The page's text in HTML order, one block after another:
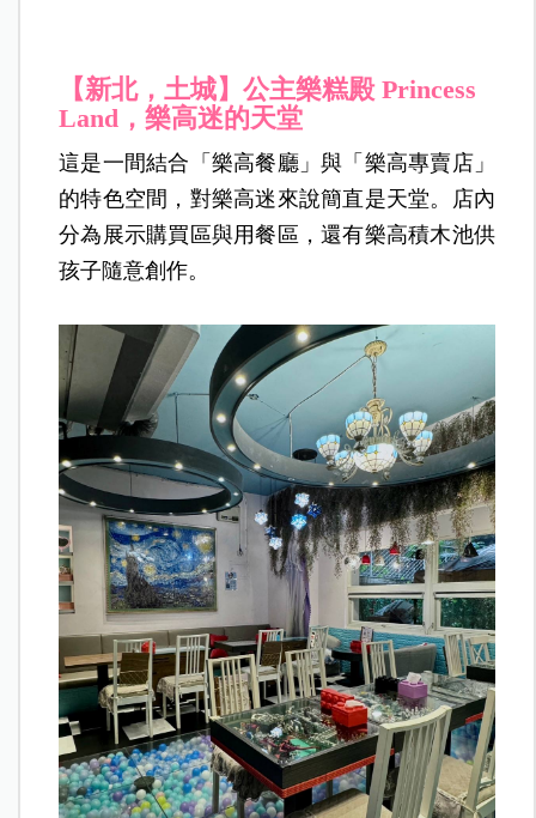
【新北，土城】公主樂糕殿 Princess
Land，樂高迷的天堂
這是一間結合「樂高餐廳」與「樂高專賣店」
的特色空間，對樂高迷來說簡直是天堂。店內
分為展示購買區與用餐區，還有樂高積木池供
孩子隨意創作。